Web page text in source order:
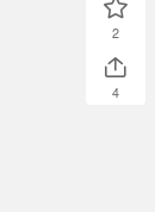
2
4